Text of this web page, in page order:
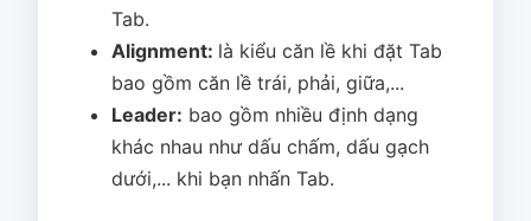
Tab.
Alignment: là kiểu căn lề khi đặt Tab
bao gồm căn lề trái, phải, giữa,...
Leader: bao gồm nhiều định dạng
khác nhau như dấu chấm, dấu gạch
dưới,... khi bạn nhấn Tab.